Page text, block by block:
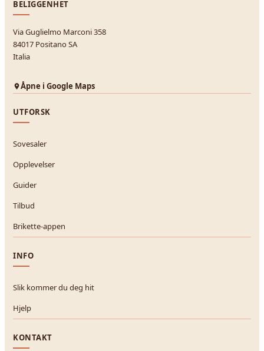
BELIGGENHET
Via Guglielmo Marconi 358
84017 Positano SA
Italia
Åpne i Google Maps
UTFORSK
Sovesaler
Opplevelser
Guider
Tilbud
Brikette-appen
INFO
Slik kommer du deg hit
Hjelp
KONTAKT